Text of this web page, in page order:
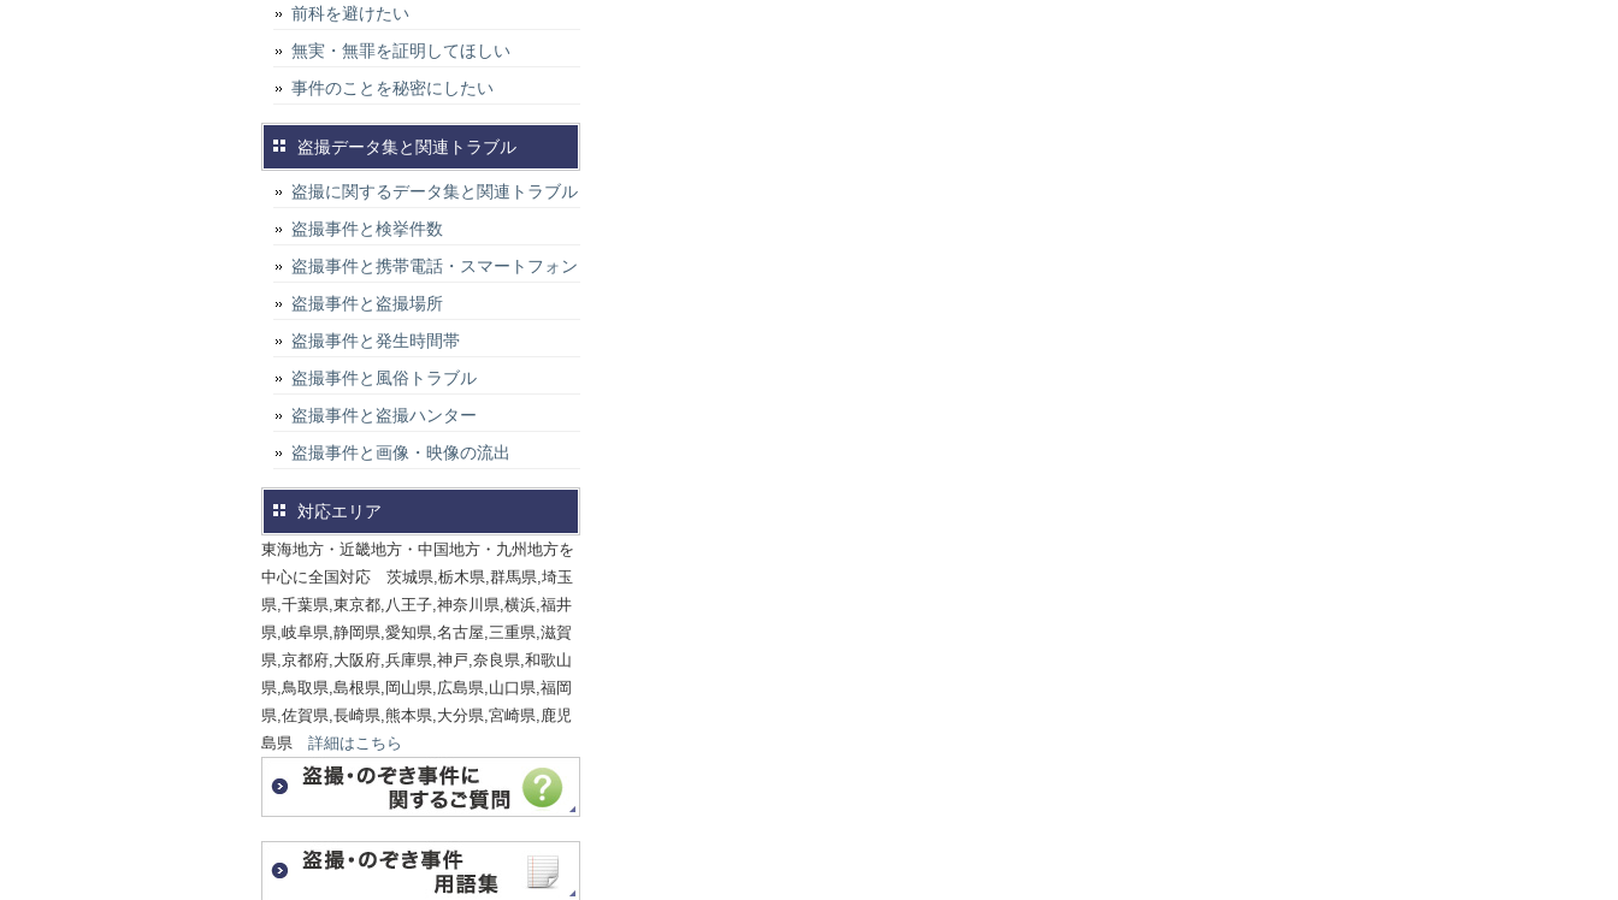
前科を避けたい
無実・無罪を証明してほしい
事件のことを秘密にしたい
盗撮データ集と関連トラブル
盗撮に関するデータ集と関連トラブル
盗撮事件と検挙件数
盗撮事件と携帯電話・スマートフォン
盗撮事件と盗撮場所
盗撮事件と発生時間帯
盗撮事件と風俗トラブル
盗撮事件と盗撮ハンター
盗撮事件と画像・映像の流出
対応エリア
東海地方・近畿地方・中国地方・九州地方を
中心に全国対応 茨城県,栃木県,群馬県,埼玉
県,千葉県,東京都,八王子,神奈川県,横浜,福井
県,岐阜県,静岡県,愛知県,名古屋,三重県,滋賀
県,京都府,大阪府,兵庫県,神戸,奈良県,和歌山
県,鳥取県,島根県,岡山県,広島県,山口県,福岡
県,佐賀県,長崎県,熊本県,大分県,宮崎県,鹿児
島県 詳細はこちら